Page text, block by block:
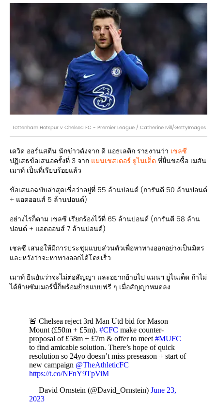
Tottenham Hotspur v Chelsea FC - Premier League / Catherine Ivill/GettyImages
เดวิด ออร์นสตีน นักข่าวดังจาก ดิ แอธเลติก รายงานว่า เชลซี
ปฏิเสธข้อเสนอครั้งที่ 3 จาก แมนเชสเตอร์ ยูไนเต็ด ที่ยื่นขอซื้อ เมสัน
เมาท์ เป็นที่เรียบร้อยแล้ว
ข้อเสนอฉบับล่าสุดเชื่อว่าอยู่ที่ 55 ล้านปอนด์ (การันตี 50 ล้านปอนด์
+ แอดออนส์ 5 ล้านปอนด์)
อย่างไรก็ตาม เชลซี เรียกร้องไว้ที่ 65 ล้านปอนด์ (การันตี 58 ล้าน
ปอนด์ + แอดออนส์ 7 ล้านปอนด์)
เชลซี เสนอให้มีการประชุมแบบส่วนตัวเพื่อหาทางออกอย่างเป็นมิตร
และหวังว่าจะหาทางออกได้โดยเร็ว
เมาท์ ยืนยันว่าจะไม่ต่อสัญญา และอยากย้ายไป แมนฯ ยูไนเต็ด ถ้าไม่
ได้ย้ายซัมเมอร์นี้ก็พร้อมย้ายแบบฟรี ๆ เมื่อสัญญาหมดลง
🚨 Chelsea reject 3rd Man Utd bid for Mason
Mount (£50m + £5m). #CFC make counter-
proposal of £58m + £7m & offer to meet #MUFC
to find amicable solution. There’s hope of quick
resolution so 24yo doesn’t miss preseason + start of
new campaign @TheAthleticFC
https://t.co/NFnY9TpViM
— David Ornstein (@David_Ornstein) June 23,
2023